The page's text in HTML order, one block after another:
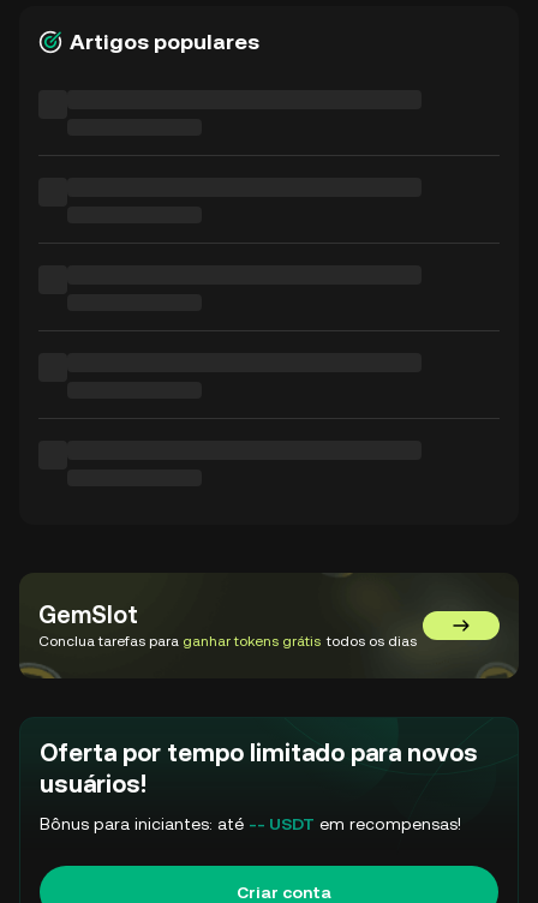
Artigos populares
GemSlot
Conclua tarefas para ganhar tokens grátis todos os dias Acessar o
Oferta por tempo limitado para novos
usuários!
Bônus para iniciantes: até -- USDT em recompensas!
Criar conta